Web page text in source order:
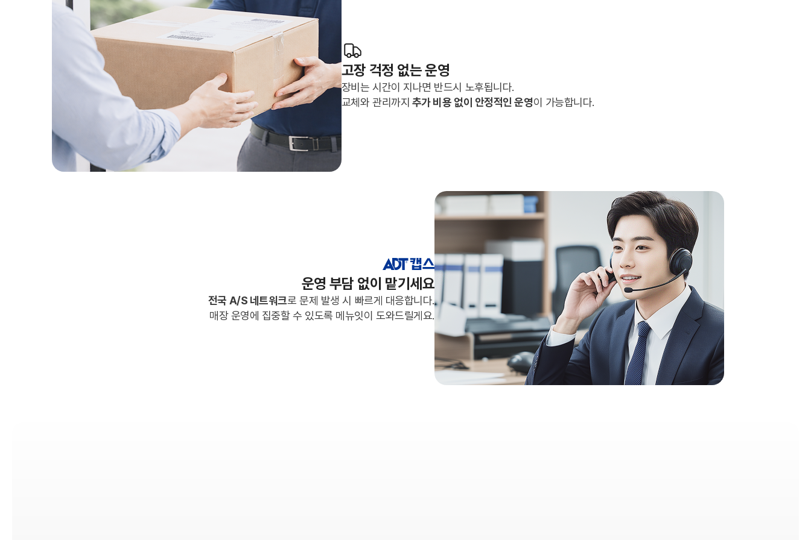
고장 걱정 없는 운영
장비는 시간이 지나면 반드시 노후됩니다.
교체와 관리까지 추가 비용 없이 안정적인 운영이 가능합니다.
운영 부담 없이 맡기세요
전국 A/S 네트워크로 문제 발생 시 빠르게 대응합니다.
매장 운영에 집중할 수 있도록 메뉴잇이 도와드릴게요.